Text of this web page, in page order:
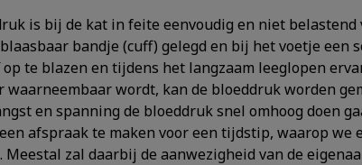
is bij de kat in feite eenvoudig en niet belastend
bandje (cuff) gelegd en bij het voetje een
te blazen en tijdens het langzaam leeglopen
wordt, kan de bloeddruk worden
en spanning de bloeddruk snel omhoog doen
afspraak te maken voor een tijdstip, waarop we
zal daarbij de aanwezigheid van de